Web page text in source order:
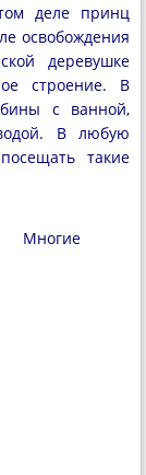
деле принц
освобождения
деревушке
строение. В
с ванной,
В любую
такие
Многие